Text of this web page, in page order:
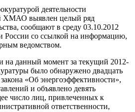
деятельности
ХМАО выявлен целый ряд
сообщают в среду 03.10.2012
России со ссылкой на информацию,
ведомством.
на данный момент за текущий 2012-
было обнаружено двадцать
«Об энергоэффективности»,
и объявлено девять
число лиц, привлеченных к
ответственности,